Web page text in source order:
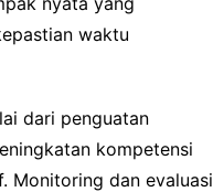
waktu
dari penguatan
kompetensi
Monitoring dan evaluasi